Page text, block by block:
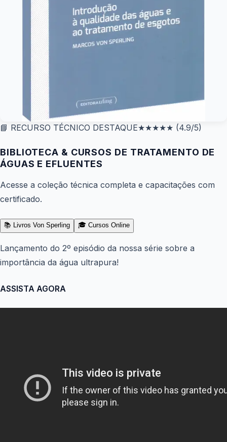
📘 RECURSO TÉCNICO DESTAQUE★★★★★ (4.9/5)
BIBLIOTECA & CURSOS DE TRATAMENTO DE
ÁGUAS E EFLUENTES
Acesse a coleção técnica completa e capacitações com
certificado.
📚 Livros Von Sperling 🎓 Cursos Online
Lançamento do 2º episódio da nossa série sobre a
importância da água ultrapura!
ASSISTA AGORA